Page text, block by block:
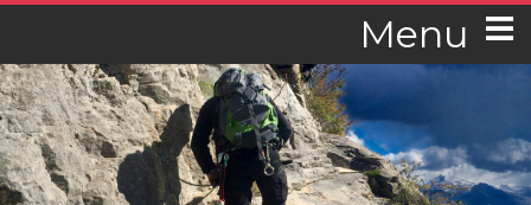
Menu